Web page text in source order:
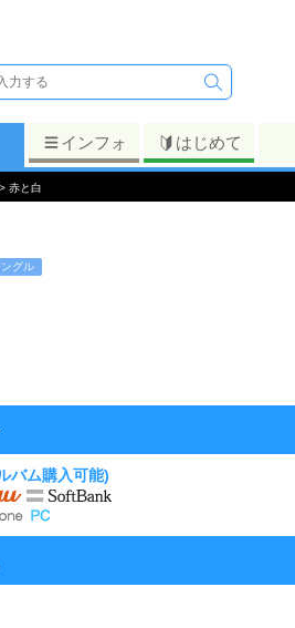
インフォ はじめて
> 赤と白
ングル
バム購入可能)